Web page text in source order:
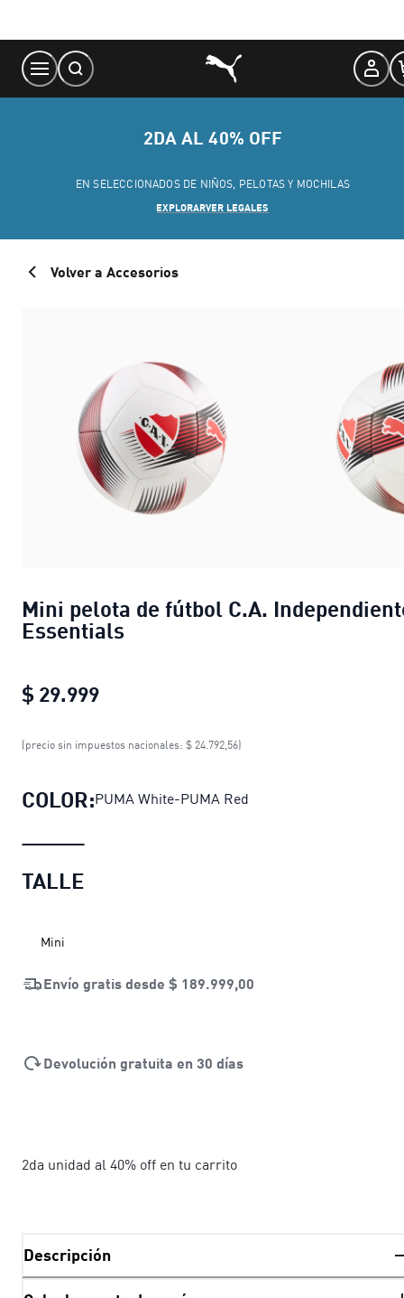
Content
2DA AL 40% OFF
EN SELECCIONADOS DE NIÑOS, PELOTAS Y MOCHILAS
EXPLORARVER LEGALES
Volver a Accesorios
Mini pelota de fútbol C.A.
Essentials
$ 29.999
Mini pelota de fútbol C.A.
(precio sin impuestos nacionales: $ 24.792,56)
COLOR:PUMA White-PUMA Red
TALLE
Mini
Envío gratis desde $ 189.999,00
Devolución gratuita en 30 días
2da unidad al 40% off en tu carrito
Descripción